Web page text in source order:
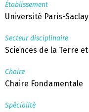
Établissement
Université Paris-Saclay
Secteur disciplinaire
Sciences de la Terre
Chaire
Chaire Fondamentale
Spécialité